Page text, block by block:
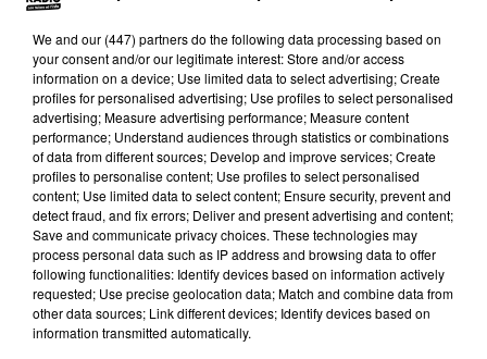
Lecture (4 min 15 sec)
100%
100% Radio les infos de l'Hérault
We and our (447) partnersdo the following data processing based on
your consent and/or our legitimate interest: Store and/or access
information on a device; Use limited data to select advertising; Create
profiles for personalised advertising; Use profiles to select personalised
advertising; Measure advertising performance; Measure content
performance; Understand audiences through statistics or combinations
of data from different sources; Develop and improve services; Create
profiles to personalise content; Use profiles to select personalised
content; Use limited data to select content; Ensure security, prevent and
detect fraud, and fix errors; Deliver and present advertising and content;
Save and communicate privacy choices. These technologies may
process personal data such as IP address and browsing data to offer
following functionalities: Identify devices based on information actively
requested; Use precise geolocation data; Match and combine data from
other data sources; Link different devices; Identify devices based on
information transmitted automatically.